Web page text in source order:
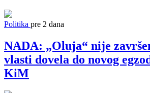
Politika pre 2 dana
NADA: „Oluja“ nije
vlasti dovela do novog
KiM